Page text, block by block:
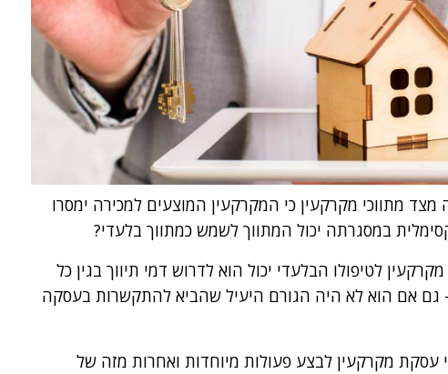
מתווכי מקרקעין כי המקרקעין המוצעים למכירה ימסרו
במסגרתה יכול המתווך לשמש כמתווך בלעדי?
לטיפולו הבלעדי יכול הוא לדרוש דמי תיווך בגין כל
אם הוא לא היה הגורם היעיל שהביא להתקשרות בעסקה
עסקת מקרקעין לבצע פעולות מיוחדות ואחרות מזה של